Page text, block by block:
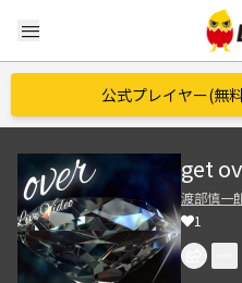
menu
公式プレイヤー(無
get
渡部慎一
1